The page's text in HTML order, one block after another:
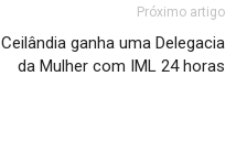
Próximo artigo
Ceilândia ganha uma Delegacia
da Mulher com IML 24 horas